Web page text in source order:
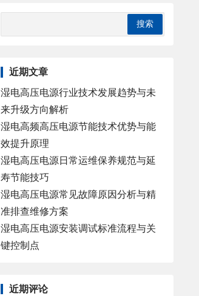
近期文章
湿电高压电源行业技术发展趋势与未
来升级方向解析
湿电高频高压电源节能技术优势与能
效提升原理
湿电高压电源日常运维保养规范与延
寿节能技巧
湿电高压电源常见故障原因分析与精
准排查维修方案
湿电高压电源安装调试标准流程与关
键控制点
近期评论